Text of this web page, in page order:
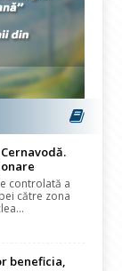
controlată a
către zona
beneficia,